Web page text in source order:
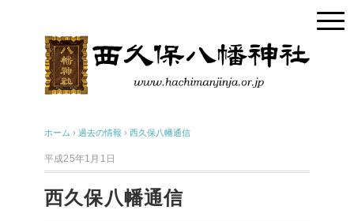
ホーム › 過去の情報 › 西久保八幡通信
平成25年1月1日
西久保八幡通信